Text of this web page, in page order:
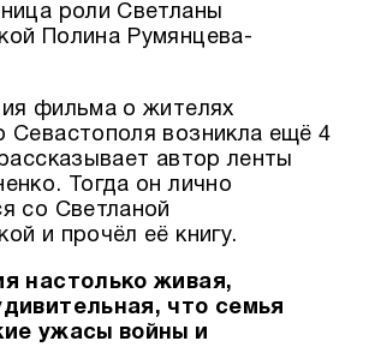
роли Светланы
Полина Румянцева-
фильма о жителях
Севастополя возникла ещё 4
автор ленты
Тогда он лично
со Светланой
и прочёл её книгу.
настолько живая,
что семья
ужасы войны и